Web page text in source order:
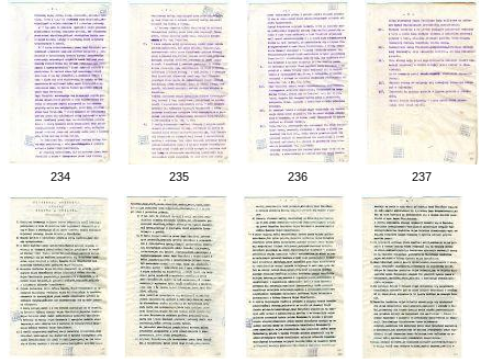
234 235 236 237